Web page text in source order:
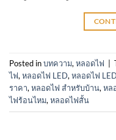
Posted inบทความ, หลอดไฟ
ไฟ, หลอดไฟ LED, หลอดไฟ
ราคา, หลอดไฟ สำหรับบ้าน, หล
ไฟร้อนไหม, หลอดไฟสั้น